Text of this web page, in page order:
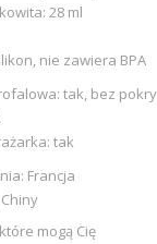
28 ml
nie zawiera BPA
tak, bez
tak
Francja
mogą Cię